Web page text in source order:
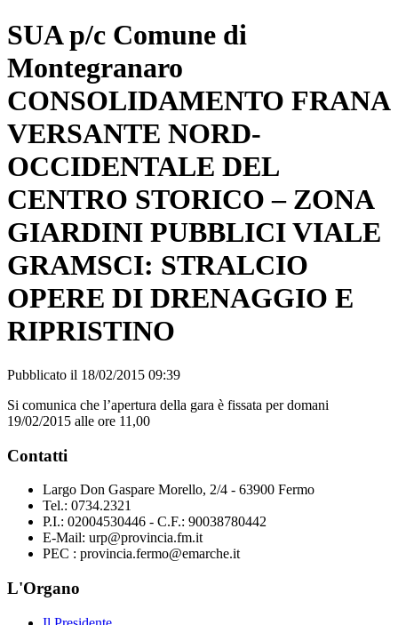
SUA p/c Comune di
Montegranaro
CONSOLIDAMENTO FRANA
VERSANTE NORD-
OCCIDENTALE DEL
CENTRO STORICO – ZONA
GIARDINI PUBBLICI VIALE
GRAMSCI: STRALCIO
OPERE DI DRENAGGIO E
RIPRISTINO
Pubblicato il 18/02/2015 09:39
Si comunica che l’apertura della gara è fissata per domani
19/02/2015 alle ore 11,00
Contatti
Largo Don Gaspare Morello, 2/4 - 63900 Fermo
Tel.: 0734.2321
P.I.: 02004530446 - C.F.: 90038780442
E-Mail: urp@provincia.fm.it
PEC : provincia.fermo@emarche.it
L'Organo